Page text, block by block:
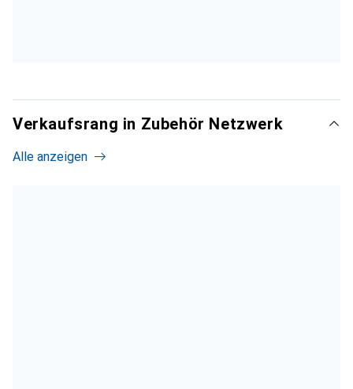
Verkaufsrang in Zubehör Netzwerk
Alle anzeigen